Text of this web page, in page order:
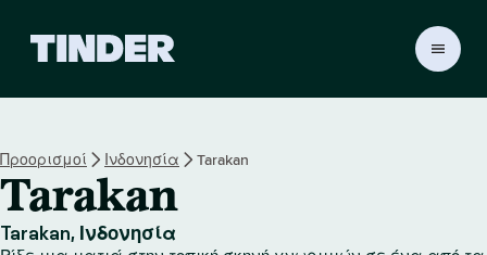
ή
Προορισμοί Ινδονησία Tarakan
Tarakan
Tarakan, Ινδονησία